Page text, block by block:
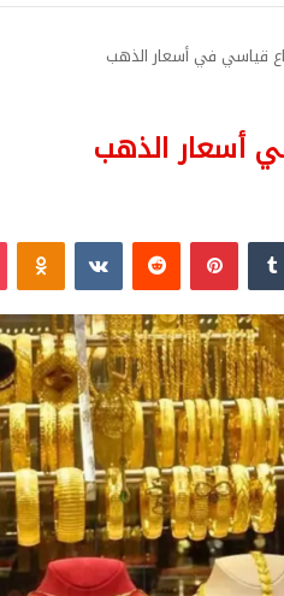
قياسي في أسعار الذهب
أسعار الذهب
بينتيريست